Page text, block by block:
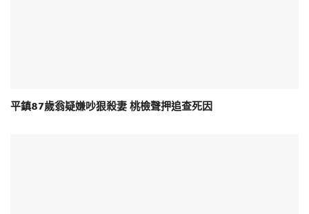
平鎮87歲翁疑嫌吵狠殺妻 桃檢聲押追查死因